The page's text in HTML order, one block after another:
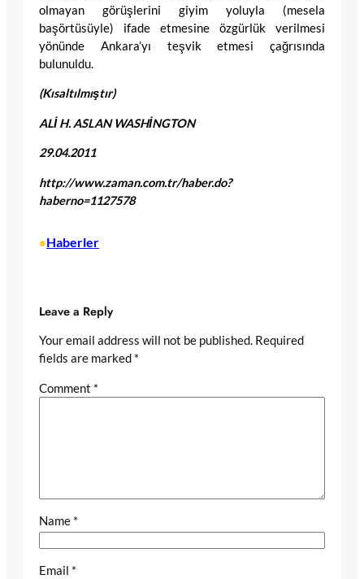
olmayan görüşlerini giyim yoluyla (mesela
başörtüsüyle) ifade etmesine özgürlük verilmesi
yönünde Ankara’yı teşvik etmesi çağrısında
bulunuldu.
(Kısaltılmıştır)
ALİ H. ASLAN WASHİNGTON
29.04.2011
http://www.zaman.com.tr/haber.do?
haberno=1127578
•Haberler
Leave a Reply
Your email address will not be published. Required
fields are marked *
Comment *
Name *
Email *